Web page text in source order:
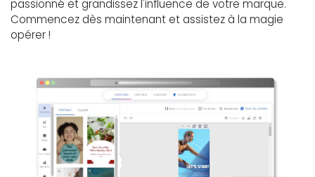
passionné et grandissez l'influence de votre marque.
Commencez dès maintenant et assistez à la magie
opérer !